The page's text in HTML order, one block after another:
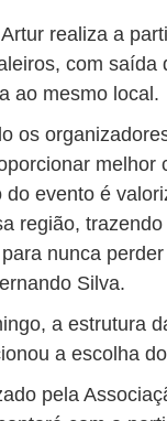
realiza a
com saída
ao mesmo local.
os
melhor
do evento é
região,
nunca
Silva.
a estrutura
a escolha
pela